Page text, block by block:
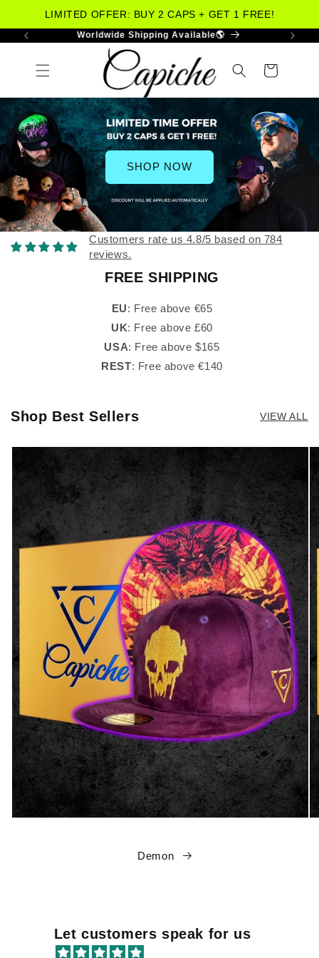
LIMITED OFFER: BUY 2 CAPS + GET 1 FREE!
Skip to
More Than 30.000 Happy Customers😁
Cart
SHOP NOW
Customers rate us 4.8/5 based on 784
reviews.
FREE SHIPPING
EU: Free above €65
UK: Free above £60
USA: Free above $165
REST: Free above €140
Shop Best Sellers VIEW ALL
Demon
Let customers speak for us